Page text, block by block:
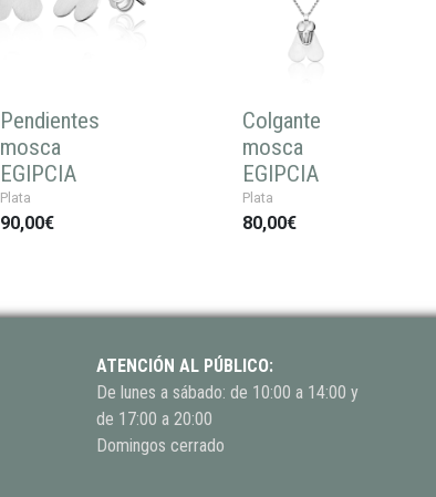
Pendientes
mosca
EGIPCIA
Plata
90,00€
Colgante
mosca
EGIPCIA
Plata
80,00€
ATENCIÓN AL PÚBLICO:
De lunes a sábado: de 10:00 a 14:00 y
de 17:00 a 20:00
Domingos cerrado